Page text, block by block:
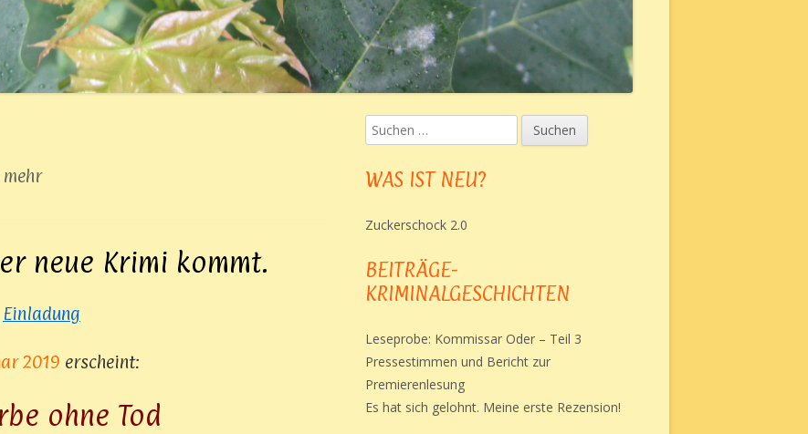
mehr
neue Krimi kommt.
Einladung
2019 erscheint:
ohne Tod
Haupt-
Seitenleiste
Suchen
nach:
WAS IST NEU?
Zuckerschock 2.0
BEITRÄGE-
KRIMINALGESCHICHTEN
Leseprobe: Kommissar Oder – Teil 3
Pressestimmen und Bericht zur
Premierenlesung
Es hat sich gelohnt. Meine erste Rezension!